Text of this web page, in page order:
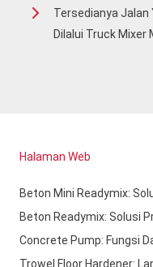
Tersedianya Jalan
Dilalui Truck Mixer
Halaman Web
Beton Mini Readymix:
Beton Readymix: Solusi
Concrete Pump: Fungsi
Trowel Floor Hardener: